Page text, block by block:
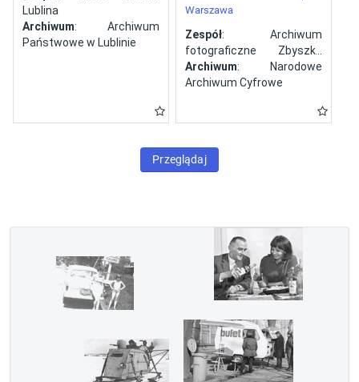
starostę
Lublina
Archiwum: Archiwum
Państwowe w Lublinie
Warszawa
Zespół: Archiwum
fotograficzne Zbyszka
Siemaszki
Archiwum: Narodowe
Archiwum Cyfrowe
Przeglądaj